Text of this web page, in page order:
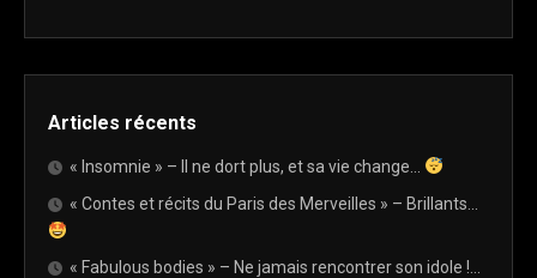
Articles récents
« Insomnie » – Il ne dort plus, et sa vie change…
« Contes et récits du Paris des Merveilles » – Brillants…
« Fabulous bodies » – Ne jamais rencontrer son idole !…